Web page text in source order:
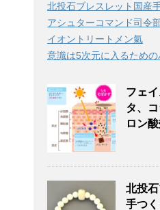
北投石ブレスレット国産
アシュターコマンド司令
イオントリートメン氣
意識は5次元に入るため
フェ
タ、
ロン酸
北投
手つく